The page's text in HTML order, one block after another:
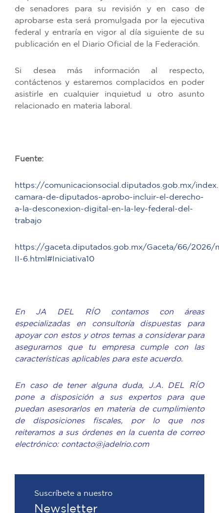
de senadores para su revisión y en caso de
aprobarse esta será promulgada por la ejecutiva
federal y entraría en vigor al día siguiente de su
publicación en el Diario Oficial de la Federación.
Si desea más información al respecto,
contáctenos y estaremos complacidos en poder
asistirle en cualquier inquietud u otro asunto
relacionado en materia laboral.
Fuente:
https://comunicacionsocial.diputados.gob.mx/
camara-de-diputados-aprobo-incluir-el-derecho-
a-la-desconexion-digital-en-la-ley-federal-del-
trabajo
https://gaceta.diputados.gob.mx/Gaceta/66/2026/
II-6.html#Iniciativa10
En JA DEL RÍO contamos con áreas
especializadas en consultoría dispuestas para
apoyar con estos y otros temas a considerar para
asegurarnos que tu empresa cumple con las
características aplicables para este acuerdo.
En caso de tener alguna duda, J.A. DEL RÍO
pone a disposición a sus expertos para que
puedan asesorarlos en materia de cumplimiento
de disposiciones fiscales, por lo que nos
reiteramos a sus órdenes en la cuenta de correo
electrónico: contacto@jadelrio.com
Suscríbete a nuestro
Newsletter